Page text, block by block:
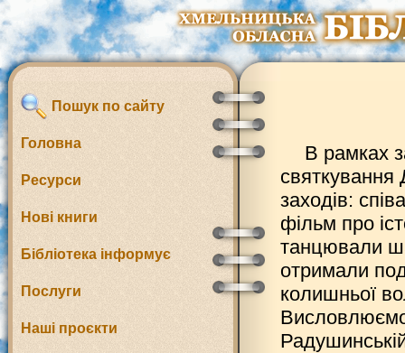
Пошук по сайту
Головна
Ресурси
Нові книги
Бібліотека інформує
Послуги
Наші проєкти
В рамках
заходів:
фільм про
танцювали
отримали
колишньої